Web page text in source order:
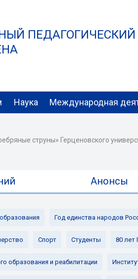
ПЕДАГОГИЧЕСКИЙ
Наука Международная
струны» Герценовского
Анонсы
Год единства народов
Спорт Студенты 80 лет
образования и реабилитации